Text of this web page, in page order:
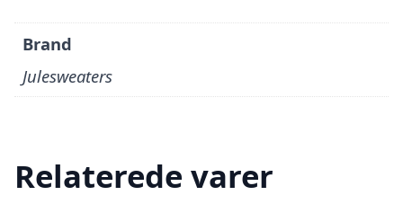
Brand
Julesweaters
Relaterede varer